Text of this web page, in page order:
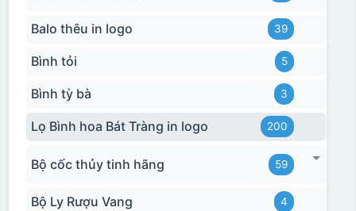
Balo thêu in logo 39
Bình tỏi 5
Bình tỳ bà 3
Lọ Bình hoa Bát Tràng in logo 200
Bộ cốc thủy tinh hãng 59
Bộ Ly Rượu Vang 4